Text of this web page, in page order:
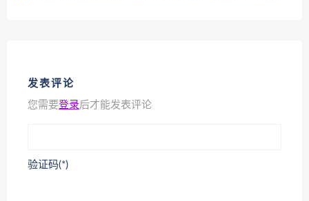
发表评论
您需要登录后才能发表评论
验证码(*)